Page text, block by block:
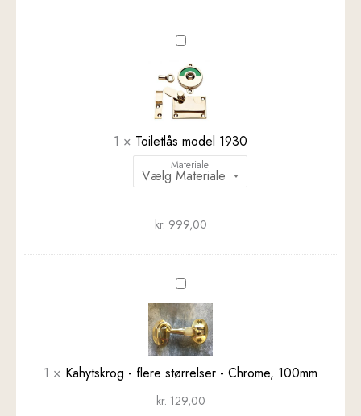
Toiletlås
model
1930
1 × Toiletlås model 1930
Materiale
kr. 999,00
Kahytskrog
-
flere
størrelser
-
Chrome,
100mm
1 × Kahytskrog - flere størrelser - Chrome, 100mm
kr. 129,00